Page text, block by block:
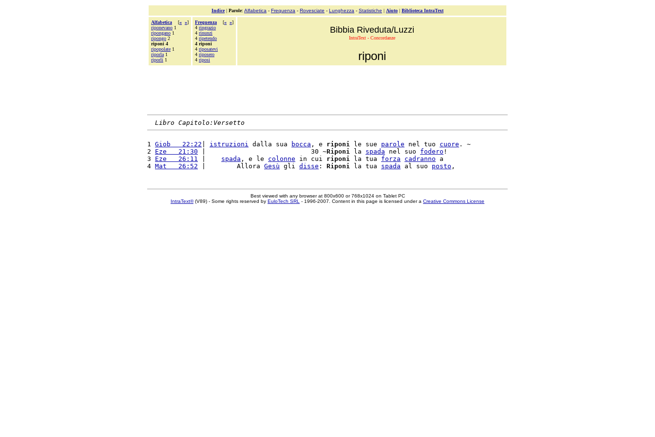
Indice| Parole: Alfabetica - Frequenza - Rovesciate - Lunghezza - Statistiche | Aiuto | Biblioteca IntraText
Alfabetica [« »]
riponevano 1
ripongano 1
ripongo 2
riponi 4
ripopolate 1
riporla 1
riporli 1
Frequenza [« »]
4 ringrazio
4 rinunzi
4 ripetendo
4 riponi
4 riposatevi
4 riposero
4 riposi
Bibbia Riveduta/Luzzi
IntraText - Concordanze
riponi
Libro Capitolo:Versetto
1 Giob   22:22 istruzioni dalla sua bocca , e riponi le sue parole nel tuo cuore . ~
2 Eze   21:30 |                           30 ~Riponi la spada nel suo fodero !
3 Eze   26:11 spada , e le colonne in cui riponi la tua forza cadranno a
4 Mat   26:52 |        Allora Gesù gli disse : Riponi la tua spada al suo posto
Best viewed with any browser at 800x600 or 768x1024 on Tablet PC
IntraText®(V89) - Some rights reserved by EuloTech SRL - 1996-2007. Content in this page is licensed under a Creative Commons License